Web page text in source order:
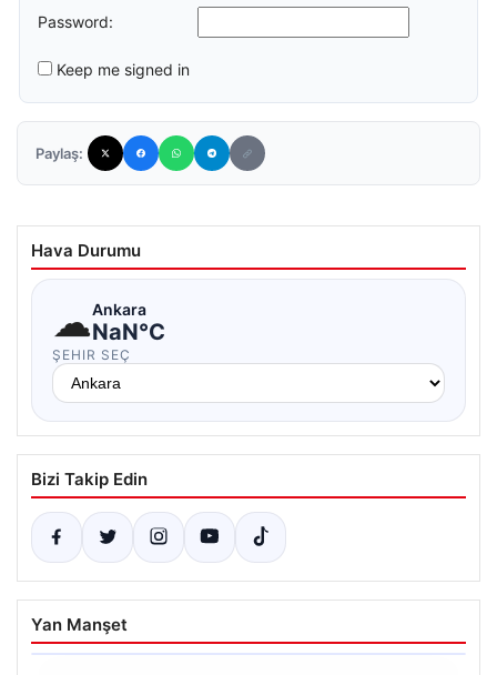
Password:
Keep me signed in
Paylaş:
Hava Durumu
☁Ankara
NaN°C
ŞEHIR SEÇ
Bizi Takip Edin
Yan Manşet